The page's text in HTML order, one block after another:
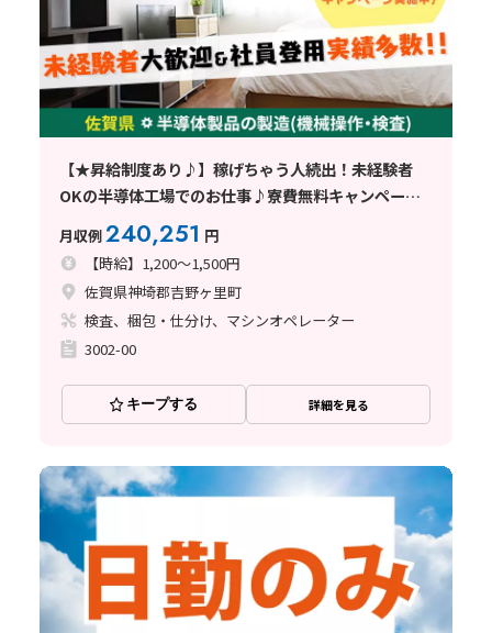
【★昇給制度あり♪】稼げちゃう人続出！未経験者
OKの半導体工場でのお仕事♪寮費無料キャンペーン
中！＜佐賀県吉野ヶ里町＞
月収例240,251 円
【時給】1,200～1,500円
佐賀県神埼郡吉野ヶ里町
検査、梱包・仕分け、マシンオペレーター
3002-00
キープする 詳細を見る